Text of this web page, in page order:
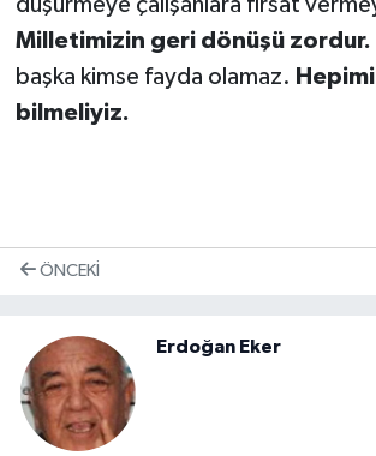
Milletimizin geri dönüşü zordur.
başka kimse fayda olamaz.
bilmeliyiz.
ÖNCEKI
Erdoğan Eker